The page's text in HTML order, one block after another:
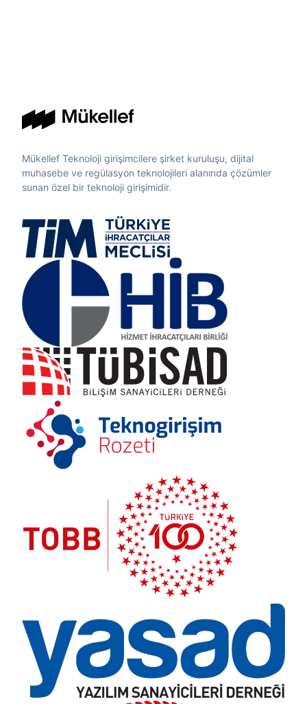
Mükellef Teknoloji girişimcilere şirket kuruluşu, dijital
muhasebe ve regülasyon teknolojileri alanında çözümler
sunan özel bir teknoloji girişimidir.